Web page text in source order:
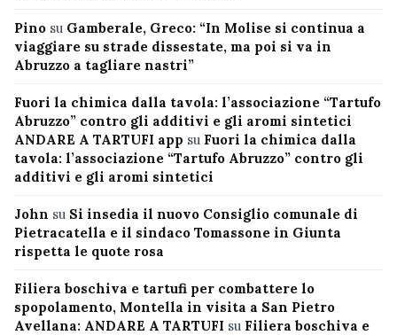
Pino su Gamberale, Greco: “In Molise si continua a
viaggiare su strade dissestate, ma poi si va in
Abruzzo a tagliare nastri”
Fuori la chimica dalla tavola: l’associazione “Tartufo
Abruzzo” contro gli additivi e gli aromi sintetici
ANDARE A TARTUFI app su Fuori la chimica dalla
tavola: l’associazione “Tartufo Abruzzo” contro gli
additivi e gli aromi sintetici
John su Si insedia il nuovo Consiglio comunale di
Pietracatella e il sindaco Tomassone in Giunta
rispetta le quote rosa
Filiera boschiva e tartufi per combattere lo
spopolamento, Montella in visita a San Pietro
Avellana: ANDARE A TARTUFI su Filiera boschiva e